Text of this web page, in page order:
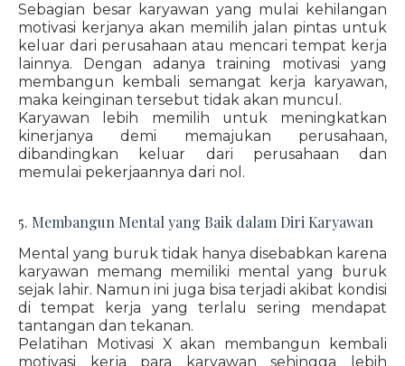
Sebagian besar karyawan yang mulai kehilangan
motivasi kerjanya akan memilih jalan pintas untuk
keluar dari perusahaan atau mencari tempat kerja
lainnya. Dengan adanya training motivasi yang
membangun kembali semangat kerja karyawan,
maka keinginan tersebut tidak akan muncul.
Karyawan lebih memilih untuk meningkatkan
kinerjanya demi memajukan perusahaan,
dibandingkan keluar dari perusahaan dan
memulai pekerjaannya dari nol.
5. Membangun Mental yang Baik dalam Diri Karyawan
Mental yang buruk tidak hanya disebabkan karena
karyawan memang memiliki mental yang buruk
sejak lahir. Namun ini juga bisa terjadi akibat kondisi
di tempat kerja yang terlalu sering mendapat
tantangan dan tekanan.
Pelatihan Motivasi X akan membangun kembali
motivasi kerja para karyawan sehingga lebih